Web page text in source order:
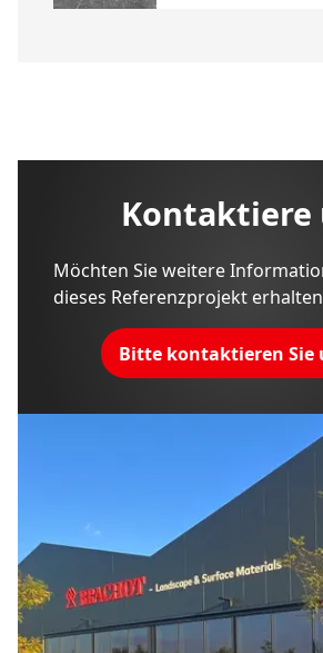
Kontaktiere
Möchten Sie weitere
dieses Referenzprojekt
Bitte kontaktieren Sie